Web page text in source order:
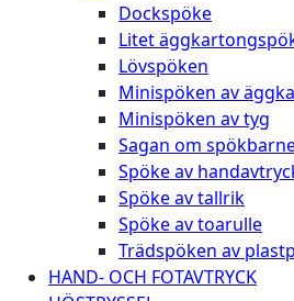
Dockspöke
Litet
Lövspöken
Minispöken av
Minispöken av tyg
Sagan om
Spöke av
Spöke av tallrik
Spöke av toarulle
Trädspöken av
HAND- OCH FOTAVTRYCK